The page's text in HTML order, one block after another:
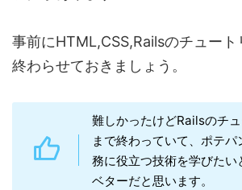
事前にHTML,CSS,Railsのチュート
終わらせておきましょう。
難しかったけどRailsのチ
まで終わっていて、ポテ
務に役立つ技術を学びたい
ベターだと思います。